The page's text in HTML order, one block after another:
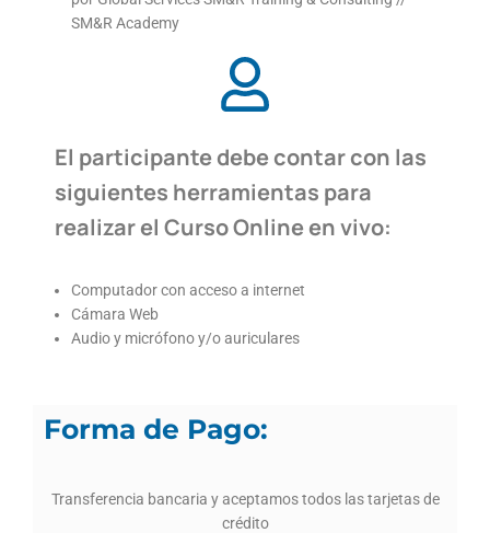
SM&R Academy
El participante debe contar con las
siguientes herramientas para
realizar el Curso Online en vivo:
Computador con acceso a internet
Cámara Web
Audio y micrófono y/o auriculares
Forma de Pago:
Transferencia bancaria y aceptamos todos las tarjetas de
crédito